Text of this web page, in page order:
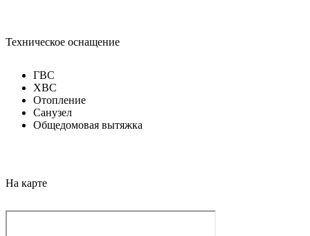
Техническое оснащение
ГВС
ХВС
Отопление
Санузел
Общедомовая вытяжка
На карте